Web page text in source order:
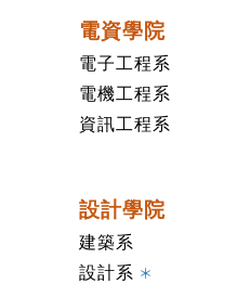
電資學院
電子工程系
電機工程系
資訊工程系
設計學院
建築系
設計系 ＊